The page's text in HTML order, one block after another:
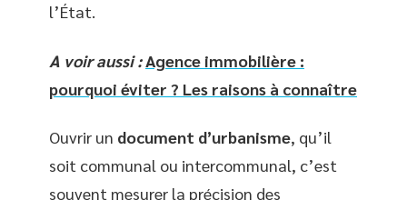
l’État.
A voir aussi : Agence immobilière :
pourquoi éviter ? Les raisons à connaître
Ouvrir un document d’urbanisme, qu’il
soit communal ou intercommunal, c’est
souvent mesurer la précision des